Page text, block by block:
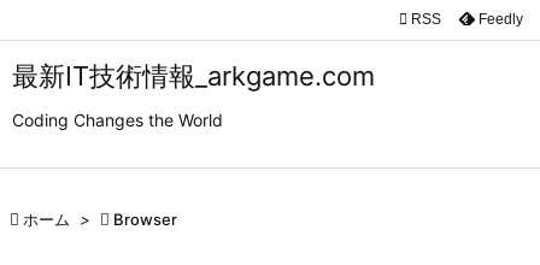
最新IT技術情報_arkgame.com
Coding Changes the World


 RSS Feedly
 ホーム >  Browser